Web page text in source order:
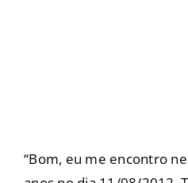
“Bom, eu me encontro